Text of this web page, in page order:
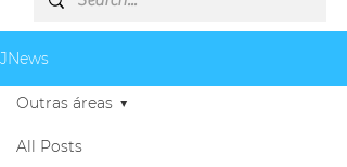
JNews
All Posts
Outras áreas